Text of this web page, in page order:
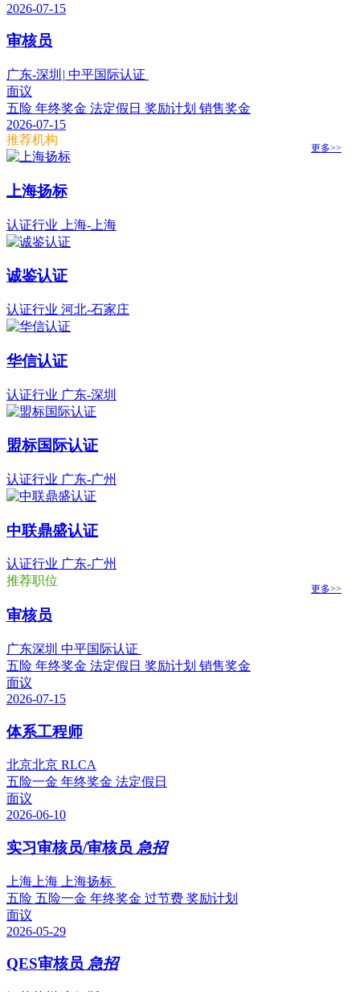
2026-07-15
审核员
广东-深圳 | 中平国际认证
面议
五险 年终奖金 法定假日 奖励计划 销售奖金
2026-07-15
推荐机构
更多>>
上海扬标
认证行业 上海-上海
诚鉴认证
认证行业 河北-石家庄
华信认证
认证行业 广东-深圳
盟标国际认证
认证行业 广东-广州
中联鼎盛认证
认证行业 广东-广州
推荐职位
更多>>
审核员
广东深圳 中平国际认证
五险 年终奖金 法定假日 奖励计划 销售奖金
面议
2026-07-15
体系工程师
北京北京 RLCA
五险一金 年终奖金 法定假日
面议
2026-06-10
实习审核员/审核员 急招
上海上海 上海扬标
五险 五险一金 年终奖金 过节费 奖励计划
面议
2026-05-29
QES审核员 急招